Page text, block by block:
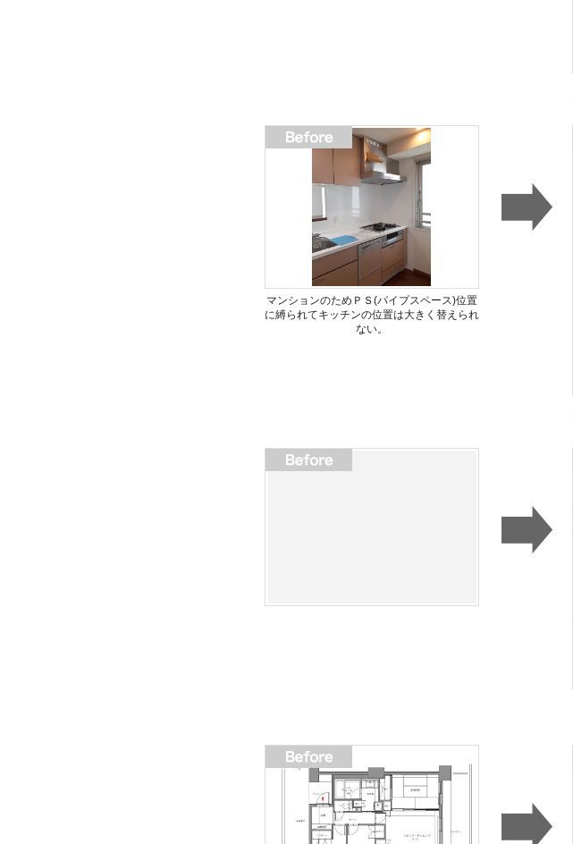
マンションのためＰＳ(パイプスペース)位置
に縛られてキッチンの位置は大きく替えられ
ない。